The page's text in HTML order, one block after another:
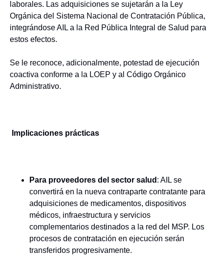
laborales. Las adquisiciones se sujetarán a la Ley
Orgánica del Sistema Nacional de Contratación Pública,
integrándose AIL a la Red Pública Integral de Salud para
estos efectos.
Se le reconoce, adicionalmente, potestad de ejecución
coactiva conforme a la LOEP y al Código Orgánico
Administrativo.
Implicaciones prácticas
Para proveedores del sector salud : AIL se
convertirá en la nueva contraparte contratante para
adquisiciones de medicamentos, dispositivos
médicos, infraestructura y servicios
complementarios destinados a la red del MSP. Los
procesos de contratación en ejecución serán
transferidos progresivamente.